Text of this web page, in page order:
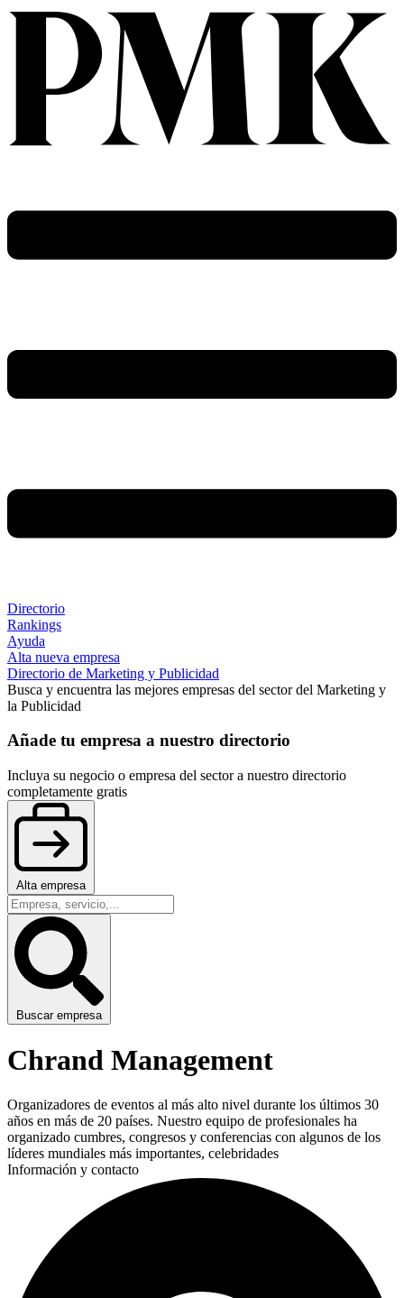
Directorio
Rankings
Ayuda
Alta nueva empresa
Directorio de Marketing y Publicidad
Busca y encuentra las mejores empresas del sector del Marketing y
la Publicidad
Añade tu empresa a nuestro directorio
Incluya su negocio o empresa del sector a nuestro directorio
completamente gratis
Alta empresa
Buscar empresa
Chrand Management
Organizadores de eventos al más alto nivel durante los últimos 30
años en más de 20 países. Nuestro equipo de profesionales ha
organizado cumbres, congresos y conferencias con algunos de los
líderes mundiales más importantes, celebridades
Información y contacto